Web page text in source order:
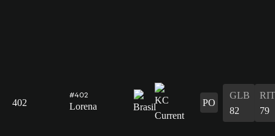
402
#402
Lorena PO
GLB
82
RIT
79